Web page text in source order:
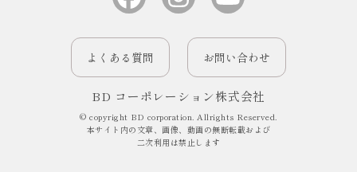
よくある質問 お問い合わせ
BD コーポレーション株式会社
© copyright BD corporation. Allrights Reserved.
本サイト内の文章、画像、動画の無断転載および
二次利用は禁止します